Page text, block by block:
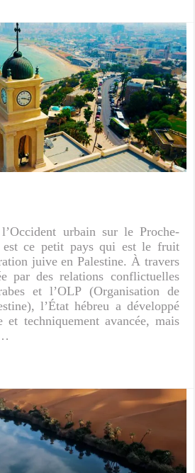
urbain sur le Proche-
est ce petit pays qui est le fruit
juive en Palestine. À travers
par des relations conflictuelles
et l’OLP (Organisation de
l’État hébreu a développé
et techniquement avancée, mais